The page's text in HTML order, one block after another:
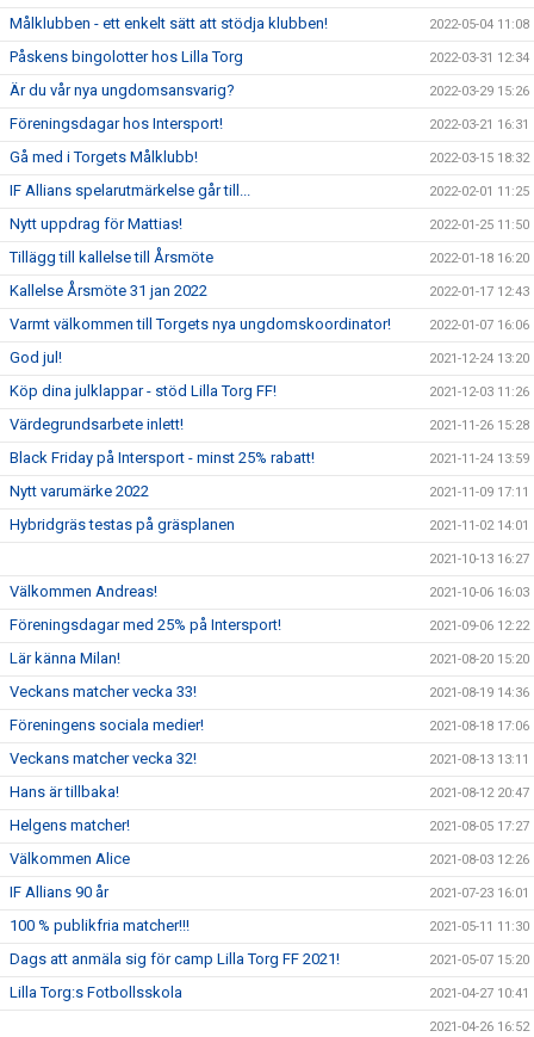
Målklubben - ett enkelt sätt att stödja klubben! 2022-05-04 11:08
Påskens bingolotter hos Lilla Torg 2022-03-31 12:34
Är du vår nya ungdomsansvarig? 2022-03-29 15:26
Föreningsdagar hos Intersport! 2022-03-21 16:31
Gå med i Torgets Målklubb! 2022-03-15 18:32
IF Allians spelarutmärkelse går till... 2022-02-01 11:25
Nytt uppdrag för Mattias! 2022-01-25 11:50
Tillägg till kallelse till Årsmöte 2022-01-18 16:20
Kallelse Årsmöte 31 jan 2022 2022-01-17 12:43
Varmt välkommen till Torgets nya ungdomskoordinator! 2022-01-07 16:06
God jul! 2021-12-24 13:20
Köp dina julklappar - stöd Lilla Torg FF! 2021-12-03 11:26
Värdegrundsarbete inlett! 2021-11-26 15:28
Black Friday på Intersport - minst 25% rabatt! 2021-11-24 13:59
Nytt varumärke 2022 2021-11-09 17:11
Hybridgräs testas på gräsplanen 2021-11-02 14:01
2021-10-13 16:27
Välkommen Andreas! 2021-10-06 16:03
Föreningsdagar med 25% på Intersport! 2021-09-06 12:22
Lär känna Milan! 2021-08-20 15:20
Veckans matcher vecka 33! 2021-08-19 14:36
Föreningens sociala medier! 2021-08-18 17:06
Veckans matcher vecka 32! 2021-08-13 13:11
Hans är tillbaka! 2021-08-12 20:47
Helgens matcher! 2021-08-05 17:27
Välkommen Alice 2021-08-03 12:26
IF Allians 90 år 2021-07-23 16:01
100 % publikfria matcher!!! 2021-05-11 11:30
Dags att anmäla sig för camp Lilla Torg FF 2021! 2021-05-07 15:20
Lilla Torg:s Fotbollsskola 2021-04-27 10:41
2021-04-26 16:52